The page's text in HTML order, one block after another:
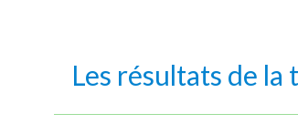
Les résultats de la